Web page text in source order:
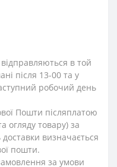
в той
після 13-00 та у
робочий день
Пошти післяплатою
огляду товару) за
визначається
пошти.
за умови